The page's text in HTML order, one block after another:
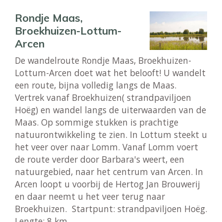
Rondje Maas,
Broekhuizen-Lottum-
Arcen
De wandelroute Rondje Maas, Broekhuizen-
Lottum-Arcen doet wat het belooft! U wandelt
een route, bijna volledig langs de Maas.
Vertrek vanaf Broekhuizen( strandpaviljoen
Hoëg) en wandel langs de uiterwaarden van de
Maas. Op sommige stukken is prachtige
natuurontwikkeling te zien. In Lottum steekt u
het veer over naar Lomm. Vanaf Lomm voert
de route verder door Barbara's weert, een
natuurgebied, naar het centrum van Arcen. In
Arcen loopt u voorbij de Hertog Jan Brouwerij
en daar neemt u het veer terug naar
Broekhuizen. Startpunt: strandpaviljoen Hoëg.